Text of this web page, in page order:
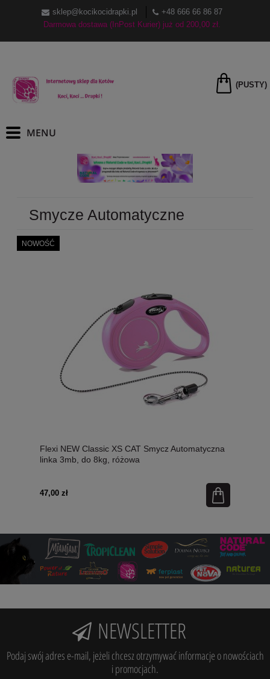
sklep@kocikocidrapki.pl
+48 666 66 86 87
Darmowa dostawa (InPost Kurier) już od 200,00 zł.
(PUSTY)
Smycze Automatyczne
Flexi NEW Classic XS CAT Smycz Automatyczna
linka 3mb, do 8kg, różowa
47,00 zł
NOWOŚĆ
NEWSLETTER
Podaj swój adres e-mail, jeżeli chcesz otrzymywać informacje o nowościach
i promocjach.